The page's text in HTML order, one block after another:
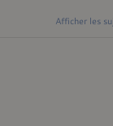
Afficher les